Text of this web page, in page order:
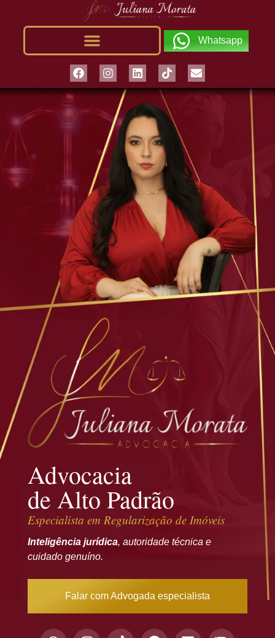
Whatsapp
Advocacia
de Alto Padrão
Especialista em Regularização de Imóveis
Inteligência jurídica, autoridade técnica e
cuidado genuíno.
Falar com Advogada especialista